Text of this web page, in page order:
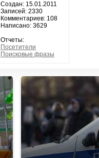
Создан: 15.01.2011
Записей: 2330
Комментариев: 108
Написано: 3629
Отчеты:
Посетители
Поисковые фразы